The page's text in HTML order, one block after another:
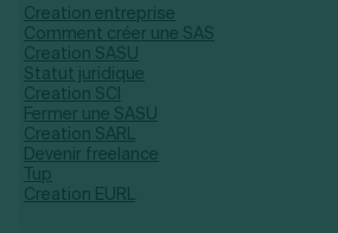
Creation entreprise
Comment créer une SAS
Creation SASU
Statut juridique
Creation SCI
Fermer une SASU
Creation SARL
Devenir freelance
Tup
Creation EURL